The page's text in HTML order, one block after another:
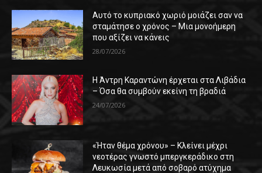
Αυτό το κυπριακό χωριό μοιάζει σαν να
σταμάτησε ο χρόνος – Μια μονοήμερη
που αξίζει να κάνεις
28/07/2026
Η Άντρη Καραντώνη έρχεται στα Λιβάδια
– Όσα θα συμβούν εκείνη τη βραδιά
24/07/2026
«Ήταν θέμα χρόνου» – Κλείνει μέχρι
νεοτέρας γνωστό μπεργκεράδικο στη
Λευκωσία μετά από σοβαρό ατύχημα